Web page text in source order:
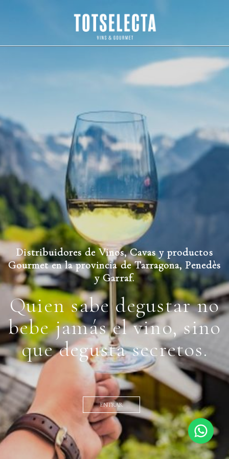
Distribuidores de Vinos, Cavas y productos
Gourmet en la provincia de Tarragona, Penedès
y Garraf.
Quien sabe degustar no
bebe jamás el vino, sino
que degusta secretos.
ENTRAR